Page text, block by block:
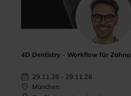
4D Dentistry - Workflow für
29.11.26 - 29.11.26
München